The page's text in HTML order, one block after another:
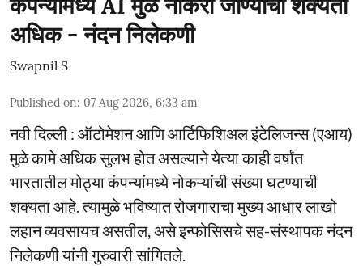
अधिक - नंदन निलेकणी
Swapnil S
Published on: 07 Aug 2026, 6:33 am
नवी दिल्ली : ऑटोमेशन आणि आर्टिफिशिअल इंटेलिजन्स (एआय)
मुळे कामे अधिक सुलभ होत असल्याने येत्या काही वर्षांत
भारतातील मोठ्या कंपन्यांमध्ये नोकऱ्यांची संख्या घटण्याची
शक्यता आहे. त्यामुळे भविष्यात रोजगाराचा मुख्य आधार लाखो
लहान व्यवसायच असतील, असे इन्फोसिसचे सह-संस्थापक नंदन
निलेकणी यांनी गुरुवारी सांगितले.